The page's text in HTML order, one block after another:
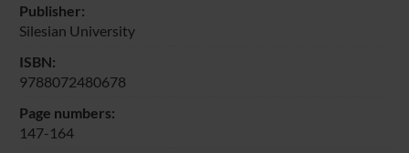
Publisher:
Silesian University
ISBN:
9788072480678
Page numbers:
147-164